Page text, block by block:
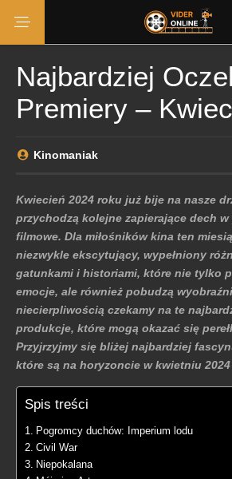
Najbardziej
Premiery –
Kinomaniak
Kwiecień 2024 roku już bije na nasze
przychodzą kolejne zapierające dech
filmowe. Dla miłośników kina ten
niezwykle ekscytujący, wypełniony
gatunkami i historiami, które nie tylko
emocje, ale również pobudzą
niecierpliwością czekamy na te
produkcje, które mogą okazać się
Przyjrzyjmy się bliżej najbardziej
które są na horyzoncie w kwietniu
Spis treści
Pogromcy duchów: Imperium lodu
Civil War
Niepokalana